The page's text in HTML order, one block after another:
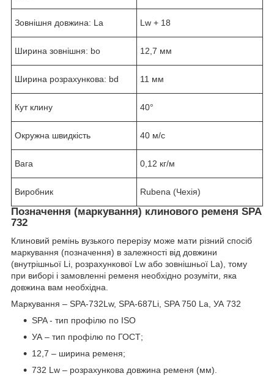
Зовнішня довжина: La Lw + 18
Ширина зовнішня: bo 12,7 мм
Ширина розрахункова: bd 11 мм
Кут клину 40°
Окружна швидкість 40 м/с
Вага 0,12 кг/м
Виробник Rubena (Чехія)
Позначення (маркування) клинового ременя SPA
732
Клиновий ремінь вузького перерізу може мати різний спосіб
маркування (позначення) в залежності від довжини
(внутрішньої Li, розрахункової Lw або зовнішньої La), тому
при виборі і замовленні ременя необхідно розуміти, яка
довжина вам необхідна.
Маркування – SPA-732Lw, SPA-687Li, SPA 750 La, УА 732
SPA - тип профілю по ISO
УА – тип профілю по ГОСТ;
12,7 – ширина ременя;
732 Lw – розрахункова довжина ременя (мм).